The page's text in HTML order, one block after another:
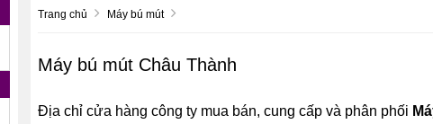
Trang chủ Máy bú mút
Máy bú mút Châu Thành
Địa chỉ cửa hàng công ty mua bán, cung cấp và phân phối